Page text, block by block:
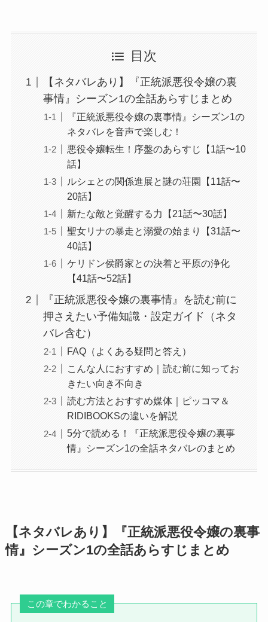
目次
【ネタバレあり】『正統派悪役令嬢の裏
事情』シーズン1の全話あらすじまとめ
『正統派悪役令嬢の裏事情』シーズン1の
ネタバレを音声で楽しむ！
悪役令嬢転生！序盤のあらすじ【1話〜10
話】
ルシェとの関係進展と謎の荘園【11話〜
20話】
新たな敵と覚醒する力【21話〜30話】
聖女リナの暴走と溺愛の始まり【31話〜
40話】
ケリドン侯爵家との決着と平原の浄化
【41話〜52話】
『正統派悪役令嬢の裏事情』を読む前に
押さえたい予備知識・設定ガイド（ネタ
バレ含む）
FAQ（よくある疑問と答え）
こんな人におすすめ｜読む前に知ってお
きたい向き不向き
読む方法とおすすめ媒体｜ピッコマ＆
RIDIBOOKSの違いを解説
5分で読める！『正統派悪役令嬢の裏事
情』シーズン1の全話ネタバレのまとめ
【ネタバレあり】『正統派悪役令嬢の裏事
情』シーズン1の全話あらすじまとめ
この章でわかること